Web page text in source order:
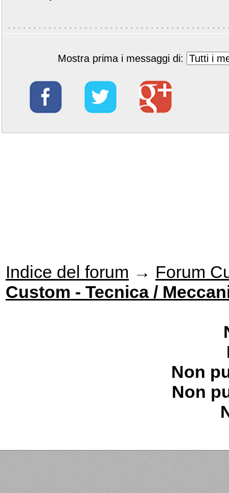
Mostra prima i messaggi di:
Indice del forum → Forum
Custom - Tecnica /
Non
Non